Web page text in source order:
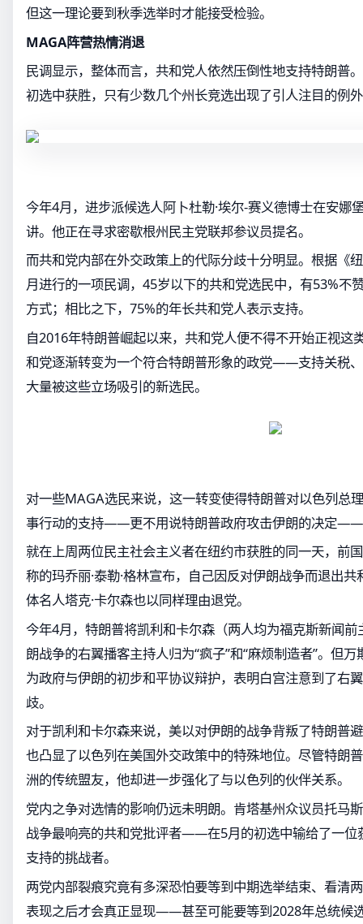
但这一理论要到秋季选举时才能接受检验。
MAGA阵营热情消退
民调显示，整体而言，共和党人依然压倒性地支持特朗普
初选中获胜，只有少数几个州长竞选出现了引人注目的例
今年4月，进步派候选人阿卜杜勒·埃尔-赛义德博士在安娜
讲。他正在寻求密歇根州民主党联邦参议员提名。
而共和党内部在外交政策上的代际分歧十分明显。根据《
月进行的一项民调，45岁以下的共和党选民中，有53%不
方式；相比之下，75%的年长共和党人表示支持。
自2016年特朗普崛起以来，共和党人便不得不开始正视这
和党逐渐转变为一个符合特朗普形象的政党——支持关税
大量被这些立场吸引的新选民。
对一些MAGA选民来说，这一转变使得特朗普对以色列总
事行动的支持——更不用说特朗普政府攻击伊朗的决定
就在上周两位民主社会主义者在纽约市获胜的同一天，前
称的玛乔丽·泰勒·格林宣布，自己因反对伊朗战争而退出
体名人塔克·卡尔森也以同样理由退党。
今年4月，特朗普将凯利和卡尔森（两人均为福克斯新闻
朗战争的右翼播客主持人归为“疯子”和“麻烦制造者”。但
为政府与伊朗的初步和平协议辩护，表明白宫注意到了右
歧。
对于凯利和卡尔森来说，美以对伊朗的战争背叛了特朗普
也凸显了以色列在美国外交政策中的特殊地位。尽管特朗
洲的传统盟友，他却进一步强化了与以色列的伙伴关系。
党内之争对选情的影响仍远未明朗。肯塔基州众议员托马
战争最响亮的共和党批评者——在5月的初选中输给了一位
支持的挑战者。
两党内部裂痕究竟有多深恐怕要等到中期选举结束、看清
表现之后才会真正显现——甚至可能要等到2028年总统候